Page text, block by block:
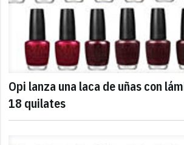
Opi lanza una laca de uñas con
18 quilates